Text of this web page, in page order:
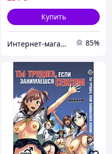
Купить
Интернет-магазин "Tik-tak" 85%